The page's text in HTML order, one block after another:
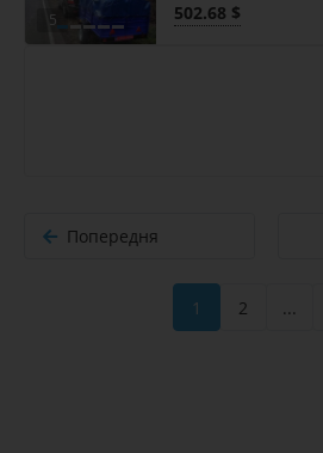
5 502.68 $
Попередня
1 2 ...